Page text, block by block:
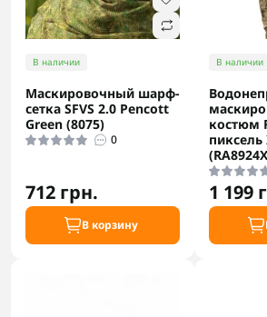
В наличии
Маскировочный шарф-
сетка SFVS 2.0 Pencott
Green (8075)
0
712 грн.
В корзину
В наличии
костюм
пиксель
1 199